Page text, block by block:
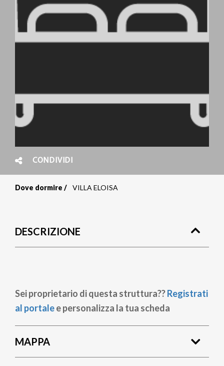
CONDIVIDI
pane
Dove dormire VILLA ELOISA
DESCRIZIONE
Sei proprietario di questa struttura??Registrati
al portalee personalizza la tua scheda
MAPPA